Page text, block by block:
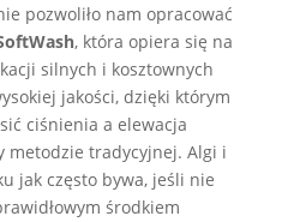
pozwoliło nam opracować
, która opiera się na
silnych i kosztownych
jakości, dzięki którym
ciśnienia a elewacja
metodzie tradycyjnej. Algi i
jak często bywa, jeśli nie
środkiem